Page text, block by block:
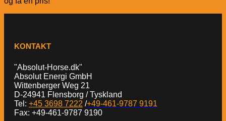
KONTAKT
"Absolut-Horse.dk"
Absolut Energi GmbH
Wittenberger Weg 21
D-24941 Flensborg / Tyskland
Tel: +45 3698 7222 /+49-461-9787 9191
Fax: +49-461-9787 9190